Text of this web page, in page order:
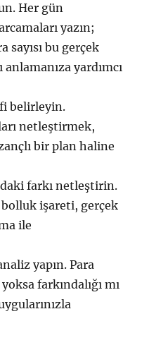
Her gün
yazın;
sayısı bu gerçek
anlamanıza yardımcı
belirleyin.
netleştirmek,
bir plan haline
farkı netleştirin.
işareti, gerçek
ile
yapın. Para
farkındalığı mı